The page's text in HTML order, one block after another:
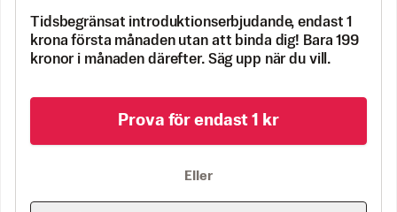
Tidsbegränsat introduktionserbjudande, endast 1
krona första månaden utan att binda dig! Bara 199
kronor i månaden därefter. Säg upp när du vill.
Prova för endast 1 kr
Eller